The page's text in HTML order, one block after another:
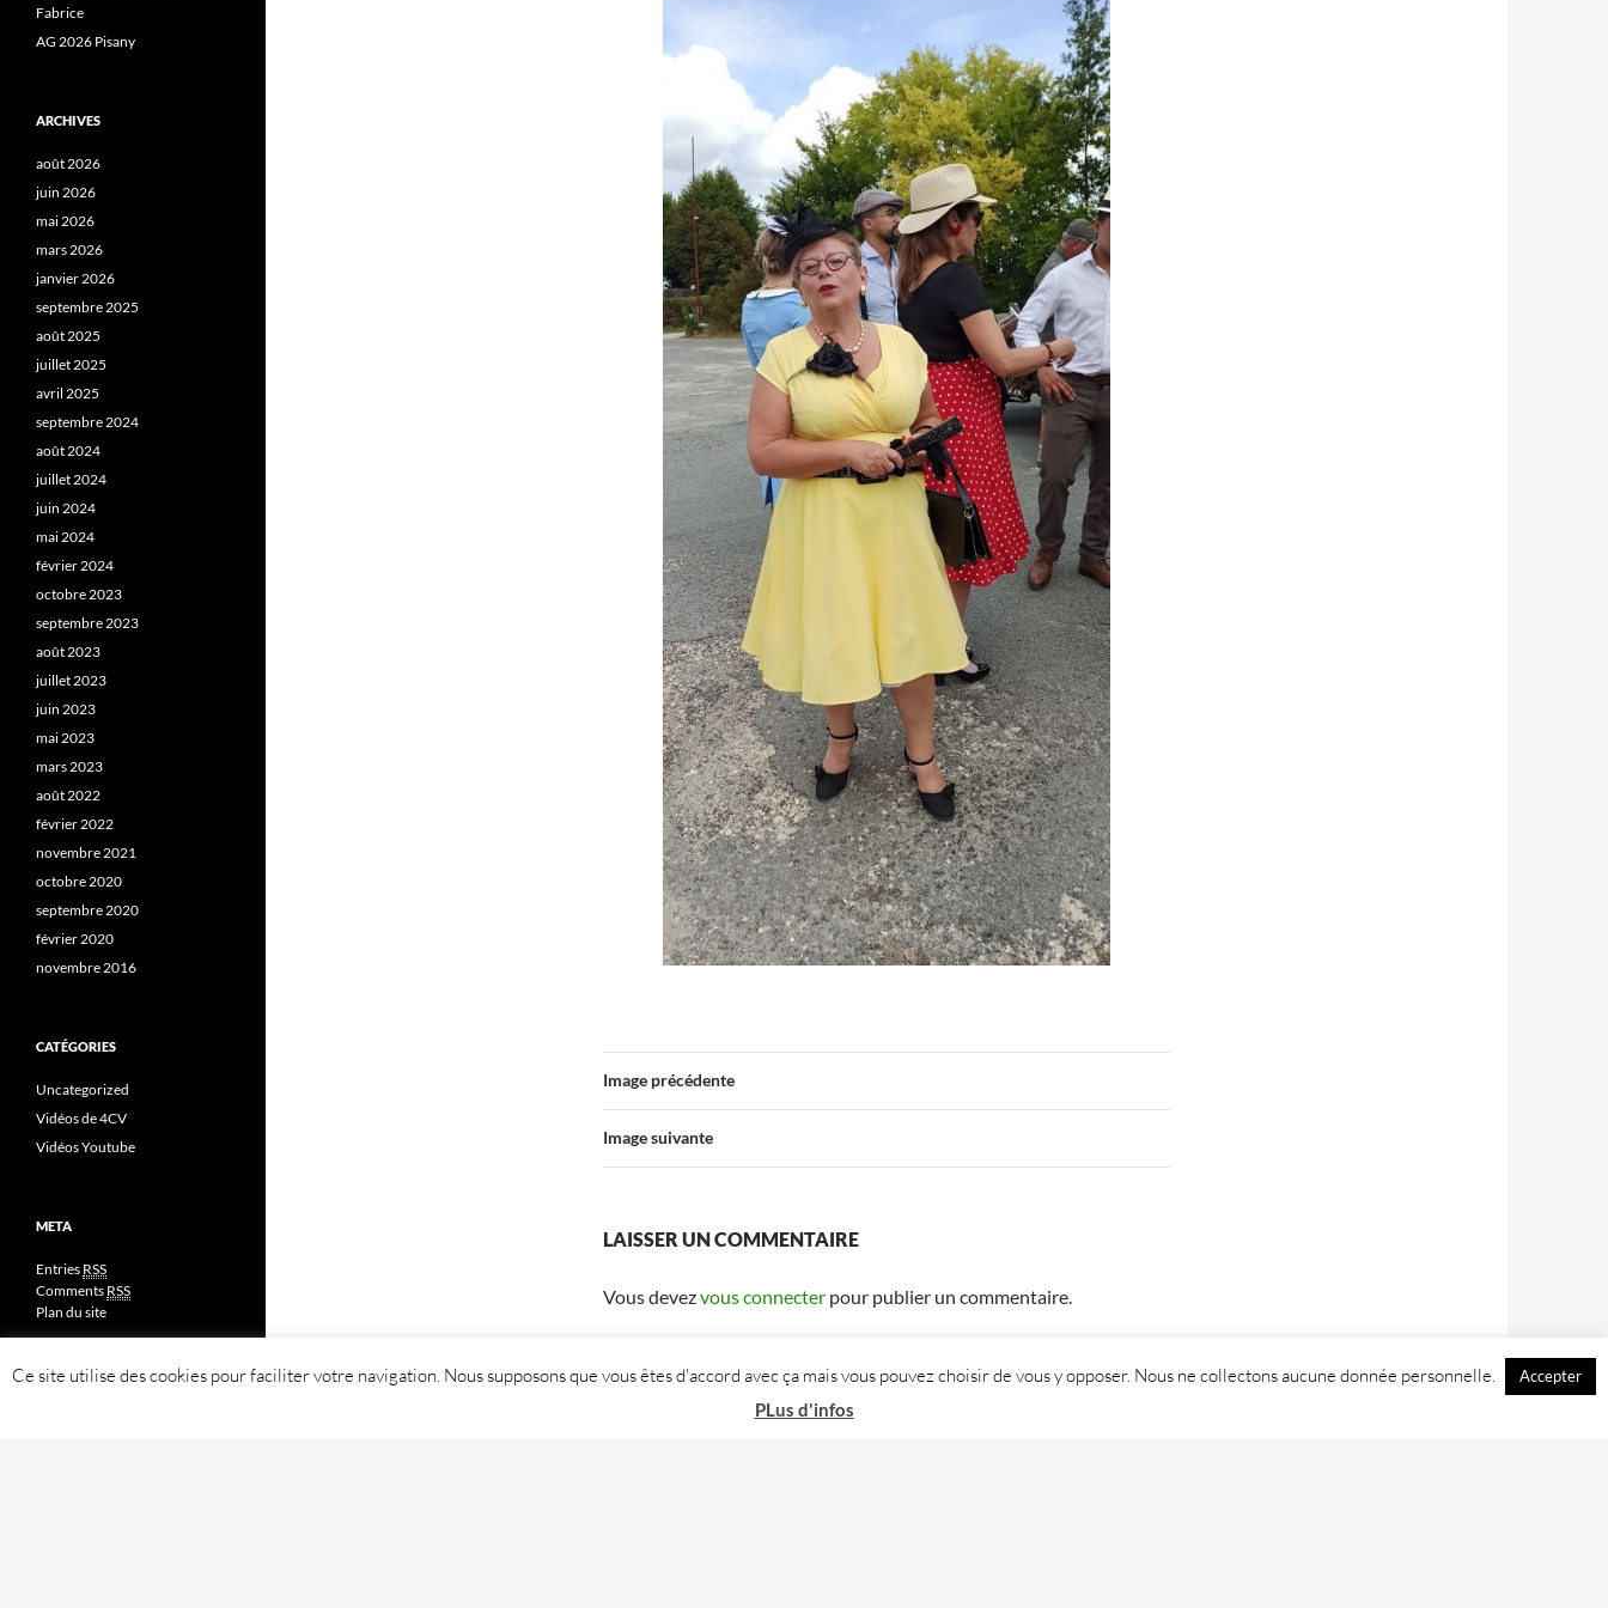
Image précédente
Image suivante
LAISSER UN COMMENTAIRE
Vous devezvous connecter pour publier un commentaire.
Fabrice
AG 2026 Pisany
ARCHIVES
août 2026
juin 2026
mai 2026
mars 2026
janvier 2026
septembre 2025
août 2025
juillet 2025
avril 2025
septembre 2024
août 2024
juillet 2024
juin 2024
mai 2024
février 2024
octobre 2023
septembre 2023
août 2023
juillet 2023
juin 2023
mai 2023
mars 2023
août 2022
février 2022
novembre 2021
octobre 2020
septembre 2020
février 2020
novembre 2016
CATÉGORIES
Uncategorized
Vidéos de 4CV
Vidéos Youtube
META
Entries RSS
Comments RSS
Plan du site
Ce site utilise des cookies pour faciliter votre navigation. Nous supposons que vous êtes d'accord avec ça mais vous pouvez choisir de vous y opposer. Nous ne collectons aucune donnée personnelle. Accepter
PLus d'infos